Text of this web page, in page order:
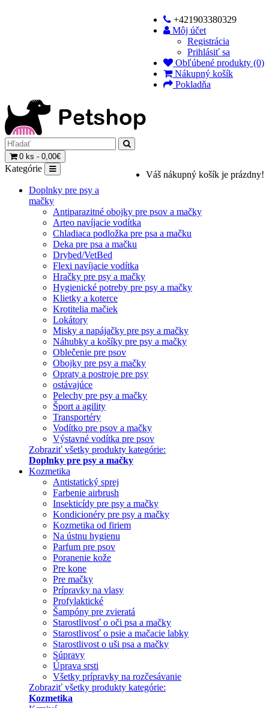
+421903380329
Môj účet
Registrácia
Prihlásiť sa
Obľúbené produkty (0)
Nákupný košík
Pokladňa
0 ks - 0,00€
Váš nákupný košík je prázdny!
Kategórie
Doplnky pre psy a
mačky
Antiparazitné obojky pre psov a mačky
Arteo navíjacie vodítka
Chladiaca podložka pre psa a mačku
Deka pre psa a mačku
Drybed/VetBed
Flexi navíjacie vodítka
Hračky pre psy a mačky
Hygienické potreby pre psy a mačky
Klietky a koterce
Krotitelia mačiek
Lokátory
Misky a napájačky pre psy a mačky
Náhubky a košíky pre psy a mačky
Oblečenie pre psov
Obojky pre psy a mačky
Opraty a postroje pre psy
ostávajúce
Pelechy pre psy a mačky
Šport a agility
Transportéry
Vodítko pre psov a mačky
Výstavné vodítka pre psov
Zobraziť všetky produkty kategórie:
Doplnky pre psy a mačky
Kozmetika
Antistatický sprej
Farbenie airbrush
Insekticídy pre psy a mačky
Kondicionéry pre psy a mačky
Kozmetika od firiem
Na ústnu hygienu
Parfum pre psov
Poranenie kože
Pre kone
Pre mačky
Prípravky na vlasy
Profylaktické
Šampóny pre zvieratá
Starostlivosť o oči psa a mačky
Starostlivosť o psie a mačacie labky
Starostlivost o uši psa a mačky
Súpravy
Úprava srsti
Všetky prípravky na rozčesávanie
Zobraziť všetky produkty kategórie:
Kozmetika